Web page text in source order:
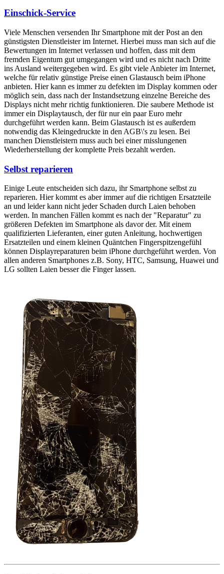
Einschick-Service
Viele Menschen versenden Ihr Smartphone mit der Post an den
günstigsten Dienstleister im Internet. Hierbei muss man sich auf die
Bewertungen im Internet verlassen und hoffen, dass mit dem
fremden Eigentum gut umgegangen wird und es nicht nach Dritte
ins Ausland weitergegeben wird. Es gibt viele Anbieter im Internet,
welche für relativ günstige Preise einen Glastausch beim iPhone
anbieten. Hier kann es immer zu defekten im Display kommen oder
möglich sein, dass nach der Instandsetzung einzelne Bereiche des
Displays nicht mehr richtig funktionieren. Die saubere Methode ist
immer ein Displaytausch, der für nur ein paar Euro mehr
durchgeführt werden kann. Beim Glastausch ist es außerdem
notwendig das Kleingedruckte in den AGB\'s zu lesen. Bei
manchen Dienstleistern muss auch bei einer misslungenen
Wiederherstellung der komplette Preis bezahlt werden.
Selbst reparieren
Einige Leute entscheiden sich dazu, ihr Smartphone selbst zu
reparieren. Hier kommt es aber immer auf die richtigen Ersatzteile
an und leider kann nicht jeder Schaden durch Laien behoben
werden. In manchen Fällen kommt es nach der "Reparatur" zu
größeren Defekten im Smartphone als davor der. Mit einem
qualifizierten Lieferanten, einer guten Anleitung, hochwertigen
Ersatzteilen und einem kleinen Quäntchen Fingerspitzengefühl
können Displayreparaturen beim iPhone durchgeführt werden. Von
allen anderen Smartphones z.B. Sony, HTC, Samsung, Huawei und
LG sollten Laien besser die Finger lassen.